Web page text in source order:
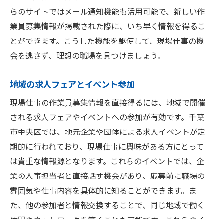
らのサイトではメール通知機能も活用可能で、新しい作
業員募集情報が掲載された際に、いち早く情報を得るこ
とができます。こうした機能を駆使して、現場仕事の機
会を逃さず、理想の職場を見つけましょう。
地域の求人フェアとイベント参加
現場仕事の作業員募集情報を直接得るには、地域で開催
される求人フェアやイベントへの参加が有効です。千葉
市中央区では、地元企業や団体による求人イベントが定
期的に行われており、現場仕事に興味がある方にとって
は貴重な情報源となります。これらのイベントでは、企
業の人事担当者と直接話す機会があり、応募前に職場の
雰囲気や仕事内容を具体的に知ることができます。ま
た、他の参加者と情報交換することで、同じ地域で働く